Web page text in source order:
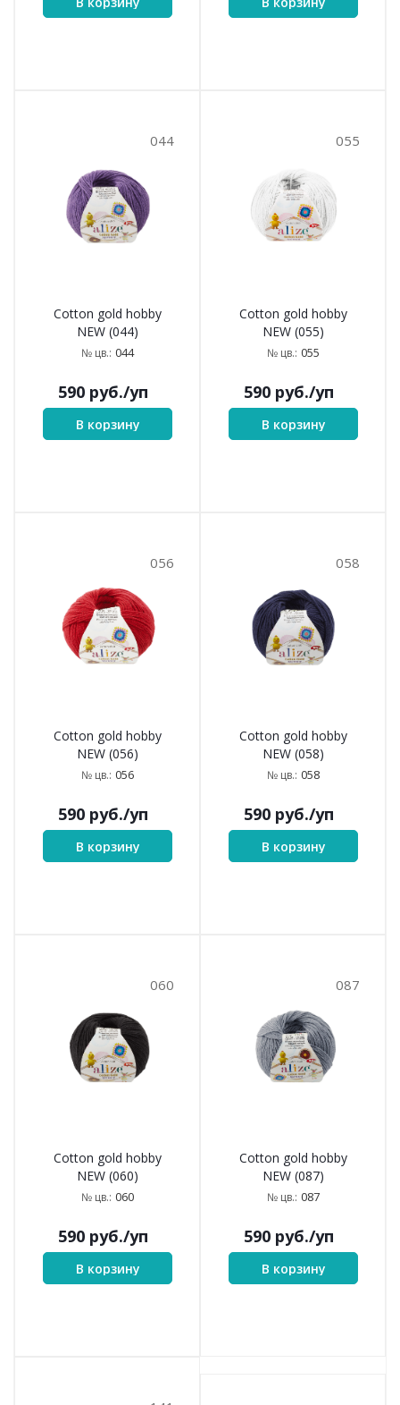
044
Cotton gold hobby
NEW (044)
№ цв.: 044
590 руб./уп
В корзину
055
Cotton gold hobby
NEW (055)
№ цв.: 055
590 руб./уп
В корзину
056
Cotton gold hobby
NEW (056)
№ цв.: 056
590 руб./уп
В корзину
058
Cotton gold hobby
NEW (058)
№ цв.: 058
590 руб./уп
В корзину
060
Cotton gold hobby
NEW (060)
№ цв.: 060
590 руб./уп
В корзину
087
Cotton gold hobby
NEW (087)
№ цв.: 087
590 руб./уп
В корзину